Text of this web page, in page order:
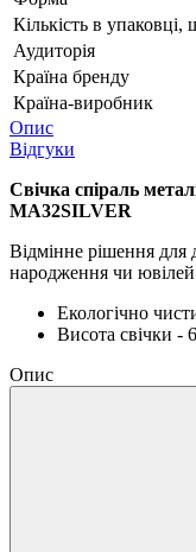
Кількість в упаковці,
Аудиторія
Країна бренду
Країна-виробник
Опис
Відгуки
Свічка спіраль
MA32SILVER
Відмінне рішення для
народження чи
Екологічно
Висота свічки -
Опис